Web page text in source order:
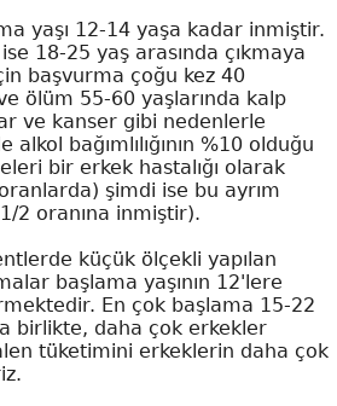
yaşı 12-14 yaşa kadar inmiştir.
18-25 yaş arasında çıkmaya
başvurma çoğu kez 40
ölüm 55-60 yaşlarında kalp
ve kanser gibi nedenlerle
alkol bağımlılığının %10 olduğu
bir erkek hastalığı olarak
şimdi ise bu ayrım
2 oranına inmiştir).
küçük ölçekli yapılan
başlama yaşının 12'lere
En çok başlama 15-22
birlikte, daha çok erkekler
tüketimini erkeklerin daha çok